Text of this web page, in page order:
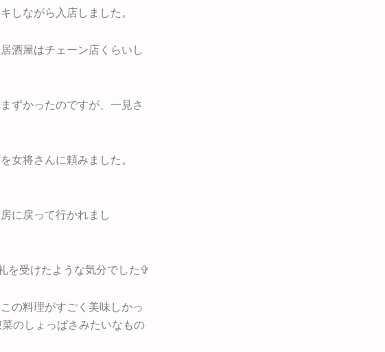
しながら入店しました。
酒屋はチェーン店くらいし
ずかったのですが、一見さ
女将さんに頼みました。
に戻って行かれまし
を受けたような気分でした✞
の料理がすごく美味しかっ
のしょっぱさみたいなもの